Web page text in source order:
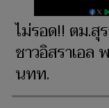
ไม่รอด!! ตม.สุ
ชาวอิสราเอล
นทท.